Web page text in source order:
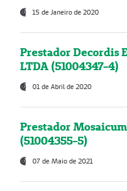
15 de Janeiro de 2020
Prestador Decordis
LTDA (51004347-4)
01 de Abril de 2020
Prestador
(51004355-5)
07 de Maio de 2021